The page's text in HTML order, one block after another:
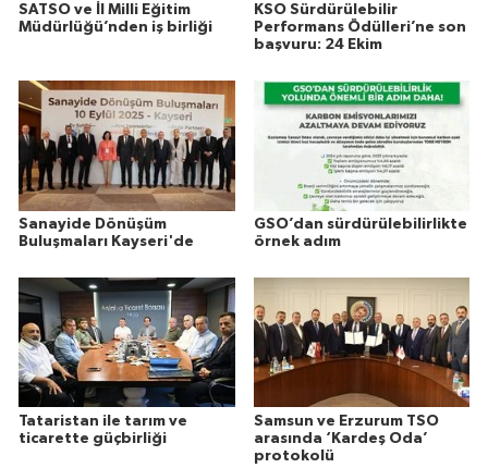
SATSO ve İl Milli Eğitim
Müdürlüğü’nden iş birliği
KSO Sürdürülebilir
Performans Ödülleri’ne son
başvuru: 24 Ekim
Sanayide Dönüşüm
Buluşmaları Kayseri'de
GSO’dan sürdürülebilirlikte
örnek adım
Tataristan ile tarım ve
ticarette güçbirliği
Samsun ve Erzurum TSO
arasında ‘Kardeş Oda’
protokolü